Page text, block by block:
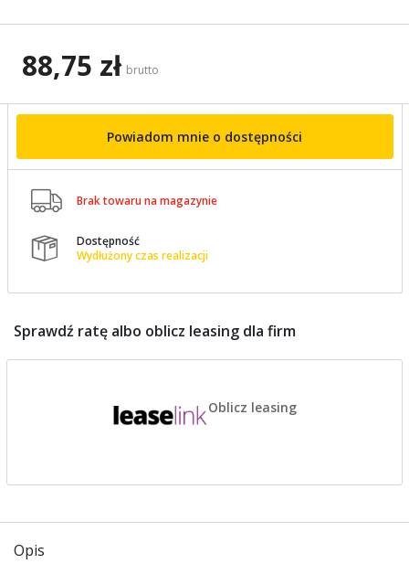
88,75 zł brutto
Powiadom mnie o dostępności
 Brak towaru na magazynie

Dostępność
Wydłużony czas realizacji
Sprawdź ratę albo oblicz leasing dla firm
Oblicz leasing
Opis